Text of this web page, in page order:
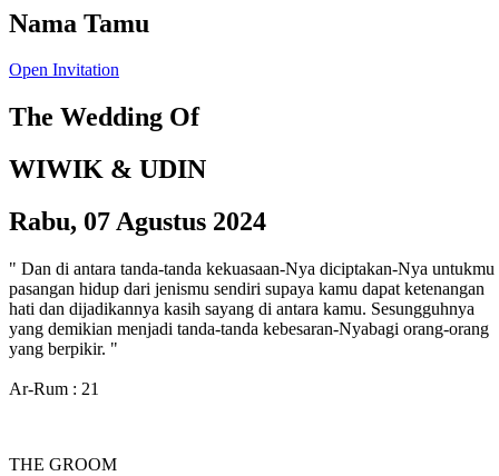
Nama Tamu
Open Invitation
The Wedding Of
WIWIK & UDIN
Rabu, 07 Agustus 2024
" Dan di antara tanda-tanda kekuasaan-Nya diciptakan-Nya untukmu
pasangan hidup dari jenismu sendiri supaya kamu dapat ketenangan
hati dan dijadikannya kasih sayang di antara kamu. Sesungguhnya
yang demikian menjadi tanda-tanda kebesaran-Nyabagi orang-orang
yang berpikir. "
Ar-Rum : 21
THE GROOM